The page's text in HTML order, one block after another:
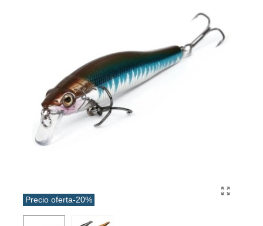
Precio oferta-20%